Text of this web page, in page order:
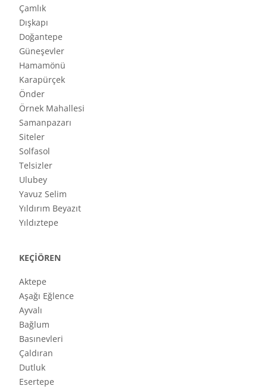
Çamlık
Dışkapı
Doğantepe
Güneşevler
Hamamönü
Karapürçek
Önder
Örnek Mahallesi
Samanpazarı
Siteler
Solfasol
Telsizler
Ulubey
Yavuz Selim
Yıldırım Beyazıt
Yıldıztepe
KEÇİÖREN
Aktepe
Aşağı Eğlence
Ayvalı
Bağlum
Basınevleri
Çaldıran
Dutluk
Esertepe